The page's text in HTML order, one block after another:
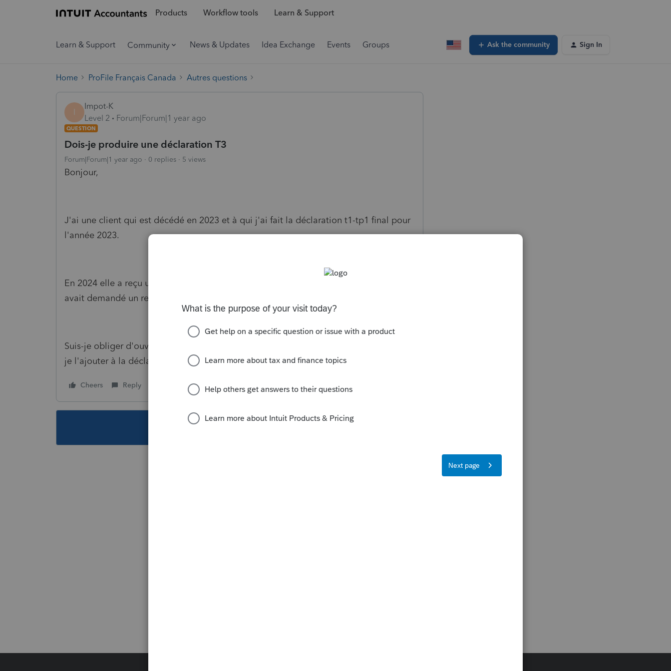
Products Workflow tools Learn & Support
Learn & Support Community News & Updates Idea Exchange Events Groups Ask the community Sign In
Home ProFile Français Canada Autres questions
I
Impot-K
Level 2
Forum|Forum|1 year ago
QUESTION
Dois-je produire une déclaration T3
Forum|Forum|1 year ago 0 replies 5 views
Bonjour,
J'ai une client qui est décédé en 2023 et à qui j'ai fait la déclaration t1-tp1 final pour
l'année 2023.
En 2024 elle a reçu un rétroactif de supplément de revenu garantie étant donné qu'ils
avait demandé un recalcul du à une séparation involontaire. son mari est l'héritier.
Suis-je obliger d'ouvrir une fiducie pour ce revenu qui n'est pas imposable ? ou puis-
je l'ajouter à la déclaration de son mari de 2024 ?
Cheers Reply